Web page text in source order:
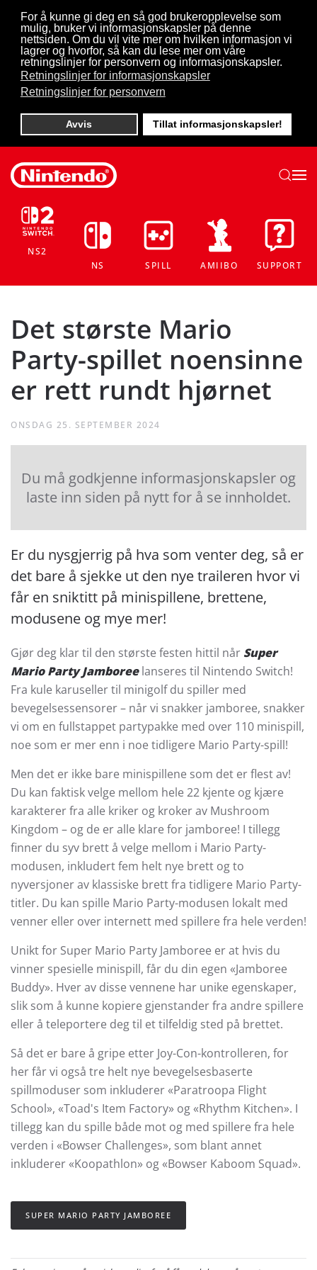
For å kunne gi deg en så god brukeropplevelse som
mulig, bruker vi informasjonskapsler på denne
nettsiden. Om du vil vite mer om hvilken informasjon vi
lagrer og hvorfor, så kan du lese mer om våre
retningslinjer for personvern og informasjonskapsler.
Retningslinjer for informasjonskapsler
Retningslinjer for personvern
Avvis Tillat informasjonskapsler!
Skip to main content
NS2
NS
SPILL AMIIBO SUPPORT
Det største Mario
Party-spillet noensinne
er rett rundt hjørnet
ONSDAG 25. SEPTEMBER 2024
Du må godkjenne informasjonskapsler og
laste inn siden på nytt for å se innholdet.
Er du nysgjerrig på hva som venter deg, så er
det bare å sjekke ut den nye traileren hvor vi
får en sniktitt på minispillene, brettene,
modusene og mye mer!
Gjør deg klar til den største festen hittil når Super
Mario Party Jamboreelanseres til Nintendo Switch!
Fra kule karuseller til minigolf du spiller med
bevegelsessensorer – når vi snakker jamboree, snakker
vi om en fullstappet partypakke med over 110 minispill,
noe som er mer enn i noe tidligere Mario Party-spill!
Men det er ikke bare minispillene som det er flest av!
Du kan faktisk velge mellom hele 22 kjente og kjære
karakterer fra alle kriker og kroker av Mushroom
Kingdom – og de er alle klare for jamboree! I tillegg
finner du syv brett å velge mellom i Mario Party-
modusen, inkludert fem helt nye brett og to
nyversjoner av klassiske brett fra tidligere Mario Party-
titler. Du kan spille Mario Party-modusen lokalt med
venner eller over internett med spillere fra hele verden!
Unikt for Super Mario Party Jamboree er at hvis du
vinner spesielle minispill, får du din egen «Jamboree
Buddy». Hver av disse vennene har unike egenskaper,
slik som å kunne kopiere gjenstander fra andre spillere
eller å teleportere deg til et tilfeldig sted på brettet.
Så det er bare å gripe etter Joy-Con-kontrolleren, for
her får vi også tre helt nye bevegelsesbaserte
spillmoduser som inkluderer «Paratroopa Flight
School», «Toad's Item Factory» og «Rhythm Kitchen». I
tillegg kan du spille både mot og med spillere fra hele
verden i «Bowser Challenges», som blant annet
inkluderer «Koopathlon» og «Bowser Kaboom Squad».
SUPER MARIO PARTY JAMBOREE